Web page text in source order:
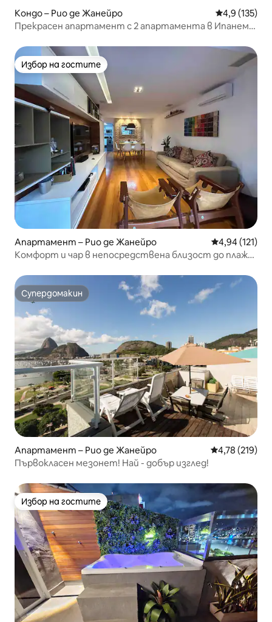
Кондо – Рио де Жанейро Средна
4,9 (135)
Прекрасен апартамент с 2 апартамента в Ипанема
Избор на гостите
Избор на гостите
Апартамент – Рио де Жанейро Средна
4,94 (121)
Комфорт и чар в непосредствена близост до плажа
Супердомакин
Супердомакин
Апартамент – Рио де Жанейро Средна
4,78 (219)
Първокласен мезонет! Най - добър изглед!
Избор на гостите
Избор на гостите